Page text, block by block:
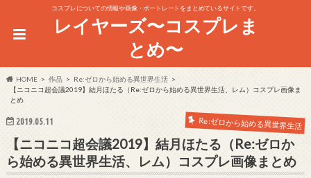
コスプレについての情報や画像・ポートレートをまとめているサイトです。
レイヤーズ〜コスプレま
とめ〜
HOME 作品
Re:ゼロから始める異世界生活
【ニコニコ超会議2019】結月ほたる（Re:ゼロから始める異世界生活、レム）コスプレ画像ま
とめ
2019.05.11 Re:ゼロから始める異世界生活
【ニコニコ超会議2019】結月ほたる（Re:ゼロか
ら始める異世界生活、レム）コスプレ画像まとめ